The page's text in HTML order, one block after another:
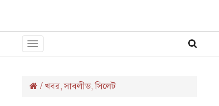
Toggle
navigation
/ খবর,সাবলীড,সিলেট